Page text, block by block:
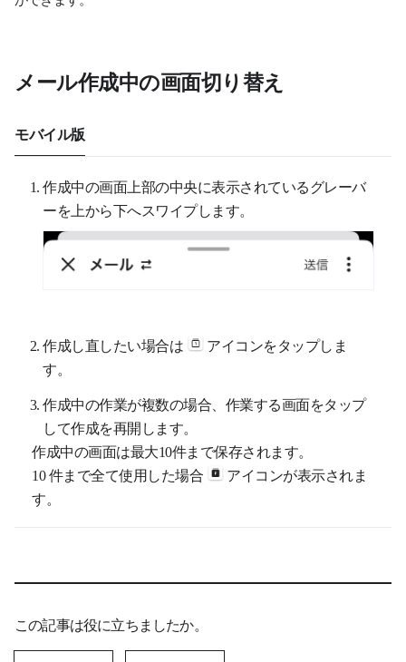
メール作成中の画面切り替え
モバイル版
作成中の画面上部の中央に表示されているグレーバ
ーを上から下へスワイプします。
作成し直したい場合は
アイコンをタップしま
す。
作成中の作業が複数の場合、作業する画面をタップ
して作成を再開します。
作成中の画面は最大10件まで保存されます。
10 件まで全て使用した場合
アイコンが表示されま
す。
この記事は役に立ちましたか。